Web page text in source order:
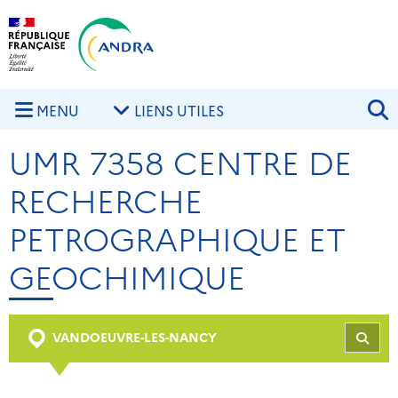
Aller au contenu principal
MENU LIENS UTILES
UMR 7358 CENTRE DE
RECHERCHE
PETROGRAPHIQUE ET
GEOCHIMIQUE
VANDOEUVRE-LES-NANCY